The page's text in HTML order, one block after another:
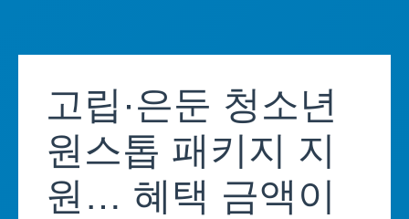
content고립·은둔 청소년
원스톱 패키지 지
원… 혜택 금액이